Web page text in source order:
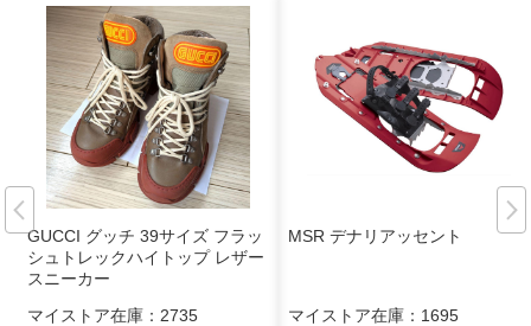
GUCCI グッチ 39サイズ フラッ
シュトレックハイトップ レザー
スニーカー
マイストア在庫： 2735
MSR デナリアッセント
マイストア在庫： 1695